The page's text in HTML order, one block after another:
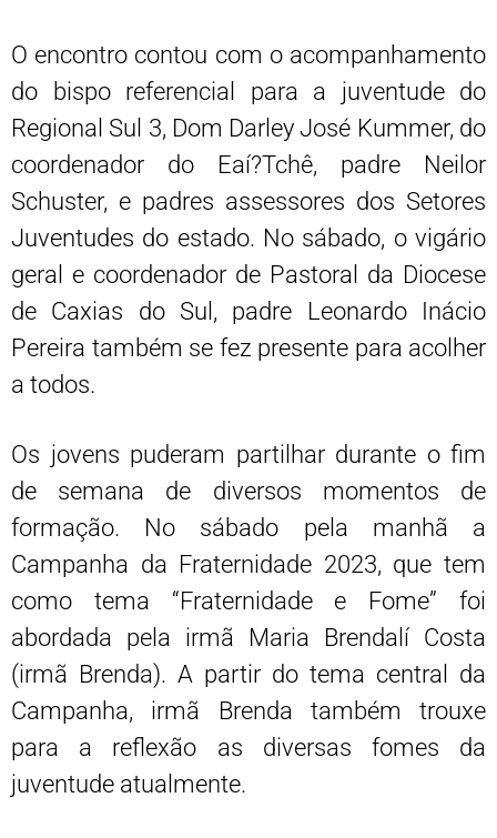
O encontro contou com o acompanhamento
do bispo referencial para a juventude do
Regional Sul 3, Dom Darley José Kummer, do
coordenador do Eaí?Tchê, padre Neilor
Schuster, e padres assessores dos Setores
Juventudes do estado. No sábado, o vigário
geral e coordenador de Pastoral da Diocese
de Caxias do Sul, padre Leonardo Inácio
Pereira também se fez presente para acolher
a todos.
Os jovens puderam partilhar durante o fim
de semana de diversos momentos de
formação. No sábado pela manhã a
Campanha da Fraternidade 2023, que tem
como tema “Fraternidade e Fome” foi
abordada pela irmã Maria Brendalí Costa
(irmã Brenda). A partir do tema central da
Campanha, irmã Brenda também trouxe
para a reflexão as diversas fomes da
juventude atualmente.